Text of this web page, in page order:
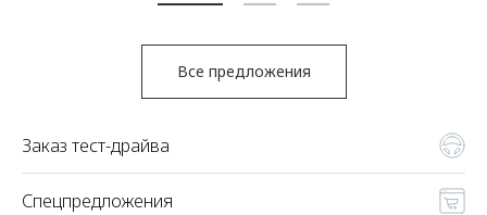
Все предложения
Заказ тест-драйва
Спецпредложения